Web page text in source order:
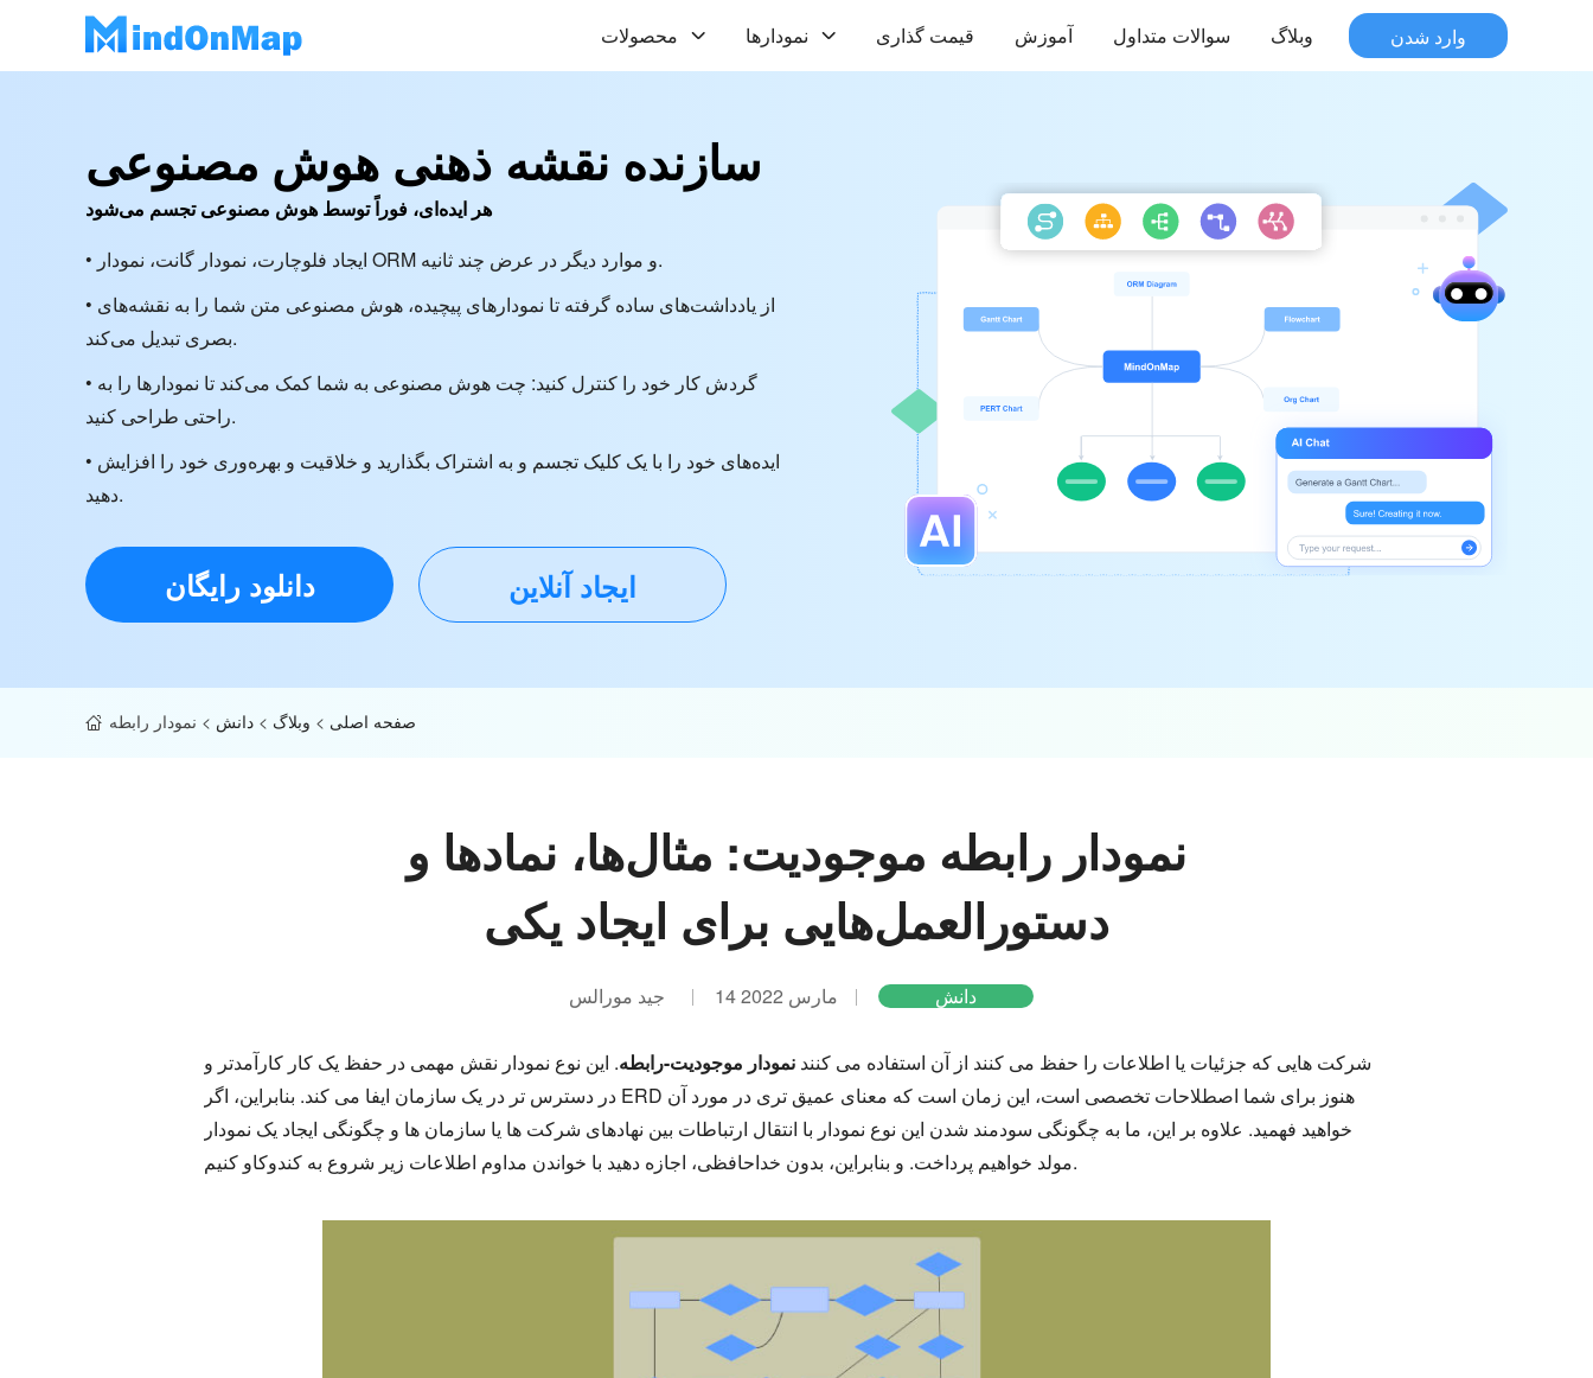
محصولات نمودارها قیمت گذاری آموزش سوالات متداول وبلاگ وارد شدن
سازنده نقشه ذهنی هوش مصنوعی
هر ایده‌ای، فوراً توسط هوش مصنوعی تجسم می‌شود
• ایجاد فلوچارت، نمودار گانت، نمودار ORM و موارد دیگر در عرض چند ثانیه.
• از یادداشت‌های ساده گرفته تا نمودارهای پیچیده، هوش مصنوعی متن شما را به نقشه‌های
بصری تبدیل می‌کند.
• گردش کار خود را کنترل کنید: چت هوش مصنوعی به شما کمک می‌کند تا نمودارها را به
راحتی طراحی کنید.
• ایده‌های خود را با یک کلیک تجسم و به اشتراک بگذارید و خلاقیت و بهره‌وری خود را افزایش
دهید.
دانلود رایگان ایجاد آنلاین
صفحه اصلی > وبلاگ > دانش > نمودار رابطه
نمودار رابطه موجودیت: مثال‌ها، نمادها و
دستورالعمل‌هایی برای ایجاد یکی
جید مورالس 14 مارس 2022 دانش
شرکت هایی که جزئیات یا اطلاعات را حفظ می کنند از آن استفاده می کنند نمودار موجودیت-رابطه. این نوع نمودار نقش مهمی در حفظ یک کار کارآمدتر و
در دسترس تر در یک سازمان ایفا می کند. بنابراین، اگر ERD هنوز برای شما اصطلاحات تخصصی است، این زمان است که معنای عمیق تری در مورد آن
خواهید فهمید. علاوه بر این، ما به چگونگی سودمند شدن این نوع نمودار با انتقال ارتباطات بین نهادهای شرکت ها یا سازمان ها و چگونگی ایجاد یک نمودار
مولد خواهیم پرداخت. و بنابراین، بدون خداحافظی، اجازه دهید با خواندن مداوم اطلاعات زیر شروع به کندوکاو کنیم.